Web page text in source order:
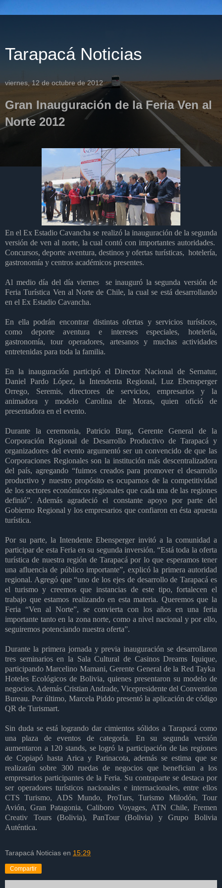
Tarapacá Noticias
viernes, 12 de octubre de 2012
Gran Inauguración de la Feria Ven al
Norte 2012
En el Ex Estadio Cavancha se realizó la inauguración de la segunda
versión de ven al norte, la cual contó con importantes autoridades.
Concursos, deporte aventura, destinos y ofertas turísticas, hotelería,
gastronomía y centros académicos presentes.
Al medio día del día viernes se inauguró la segunda versión de
Feria Turística Ven al Norte de Chile, la cual se está desarrollando
en el Ex Estadio Cavancha.
En ella podrán encontrar distintas ofertas y servicios turísticos,
como deporte aventura e intereses especiales, hotelería,
gastronomía, tour operadores, artesanos y muchas actividades
entretenidas para toda la familia.
En la inauguración participó el Director Nacional de Sernatur,
Daniel Pardo López, la Intendenta Regional, Luz Ebensperger
Orrego, Seremis, directores de servicios, empresarios y la
animadora y modelo Carolina de Moras, quien ofició de
presentadora en el evento.
Durante la ceremonia, Patricio Burg, Gerente General de la
Corporación Regional de Desarrollo Productivo de Tarapacá y
organizadores del evento argumentó ser un convencido de que las
Corporaciones Regionales son la institución más descentralizadora
del país, agregando “fuimos creados para promover el desarrollo
productivo y nuestro propósito es ocuparnos de la competitividad
de los sectores económicos regionales que cada una de las regiones
definió”. Además agradeció el constante apoyo por parte del
Gobierno Regional y los empresarios que confiaron en ésta apuesta
turística.
Por su parte, la Intendente Ebensperger invitó a la comunidad a
participar de esta Feria en su segunda inversión. “Está toda la oferta
turística de nuestra región de Tarapacá por lo que esperamos tener
una afluencia de público importante”, explicó la primera autoridad
regional. Agregó que “uno de los ejes de desarrollo de Tarapacá es
el turismo y creemos que instancias de este tipo, fortalecen el
trabajo que estamos realizando en esta materia. Queremos que la
Feria “Ven al Norte”, se convierta con los años en una feria
importante tanto en la zona norte, como a nivel nacional y por ello,
seguiremos potenciando nuestra oferta”.
Durante la primera jornada y previa inauguración se desarrollaron
tres seminarios en la Sala Cultural de Casinos Dreams Iquique,
participando Marcelino Mamani, Gerente General de la Red Tayka
Hoteles Ecológicos de Bolivia, quienes presentaron su modelo de
negocios. Además Cristian Andrade, Vicepresidente del Convention
Bureau. Por último, Marcela Piddo presentó la aplicación de código
QR de Turismart.
Sin duda se está logrando dar cimientos sólidos a Tarapacá como
una plaza de eventos de categoría. En su segunda versión
aumentaron a 120 stands, se logró la participación de las regiones
de Copiapó hasta Arica y Parinacota, además se estima que se
realizarán sobre 300 ruedas de negocios que benefician a los
empresarios participantes de la Feria. Su contraparte se destaca por
ser operadores turísticos nacionales e internacionales, entre ellos
CTS Turismo, ADS Mundo, ProTurs, Turismo Milodón, Tour
Avión, Gran Patagonia, Caliboro Voyages, ATN Chile, Fremen
Creativ Tours (Bolivia), PanTour (Bolivia) y Grupo Bolivia
Auténtica.
Tarapacá Noticias en 15:29
Compartir